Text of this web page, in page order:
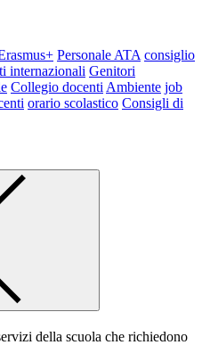
Personale ATA consiglio
internazionali Genitori
Collegio docenti Ambiente job
orario scolastico Consigli di
della scuola che richiedono